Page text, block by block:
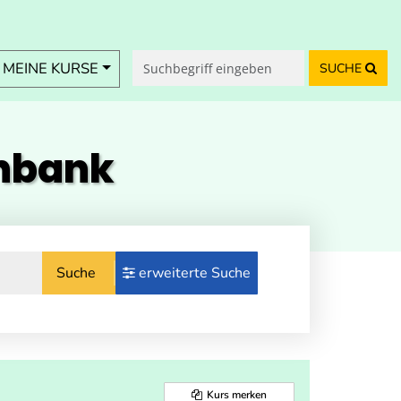
KURSE SUCHE
Suche erweiterte Suche
Kurs merken